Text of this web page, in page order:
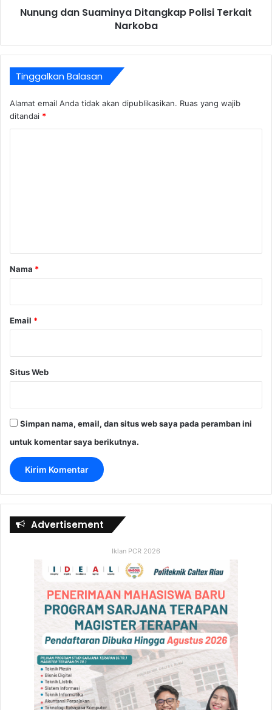
Nunung dan Suaminya Ditangkap Polisi Terkait
Narkoba
Tinggalkan Balasan
Alamat email Anda tidak akan dipublikasikan. Ruas yang wajib
ditandai *
r
Nama *
Email *
Situs Web
Simpan nama, email, dan situs web saya pada peramban ini
untuk komentar saya berikutnya.
Advertisement
Iklan PCR 2026